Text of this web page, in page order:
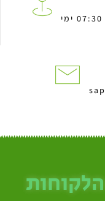
שעות פעילות: ימים א' – ה': 16:30 - 07:30 ימי